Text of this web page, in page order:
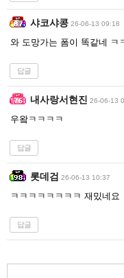
샤코샤콩 26-06-13 09:18
와 도망가는 폼이 똑같네 ㅋ
답글
내사랑서현진 26-06-13
우왘ㅋㅋㅋㅋ
답글
롯데검 26-06-13 10:37
ㅋㅋㅋㅋㅋㅋㅋㅋ 재밌네요
답글